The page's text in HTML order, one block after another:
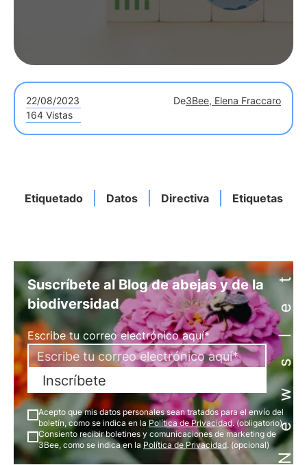
22/08/2023 De3Bee, Elena Fraccaro
164 Vistas
Etiquetado Datos Directiva EtiquetasNewsletter
Suscríbete al Blog de abejas y de la
biodiversidad
Escribe tu correo electrónico aquí*
Inscríbete
Acepto que mis datos personales sean tratados para el envío del
boletín, como se indica en la Política de Privacidad. (obligatorio)
Consiento recibir boletines y comunicaciones de marketing de
3Bee, como se indica en la Política de Privacidad. (opcional)